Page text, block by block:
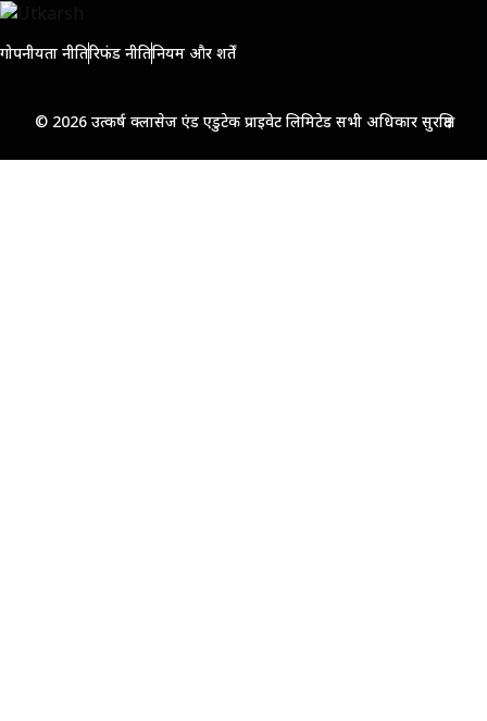
गोपनीयता नीतिरिफंड नीतिनियम और शर्तें
© 2026 उत्कर्ष क्लासेज एंड एडुटेक प्राइवेट लिमिटेड सभी अधिकार सुरक्षित